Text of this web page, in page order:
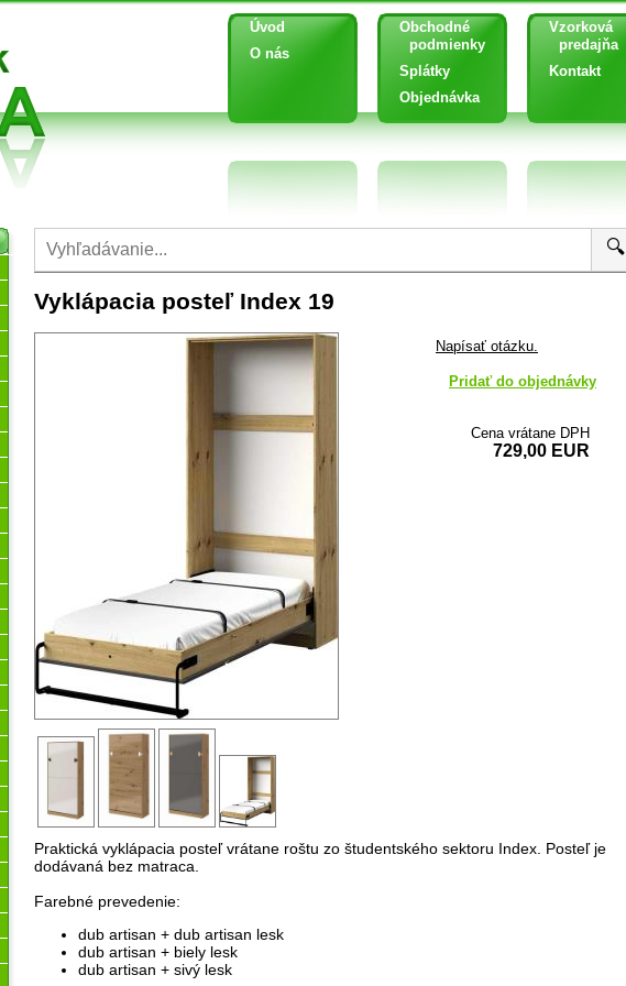
Úvod
O nás
Obchodné
podmienky
Splátky
Objednávka
Vzorková
predajňa
Kontakt
🔍
Vyklápacia posteľ Index 19
Napísať otázku.
Pridať do objednávky
Cena vrátane DPH
729,00 EUR
Praktická vyklápacia posteľ vrátane roštu zo študentského sektoru Index. Posteľ je
dodávaná bez matraca.
Farebné prevedenie:
dub artisan + dub artisan lesk
dub artisan + biely lesk
dub artisan + sivý lesk